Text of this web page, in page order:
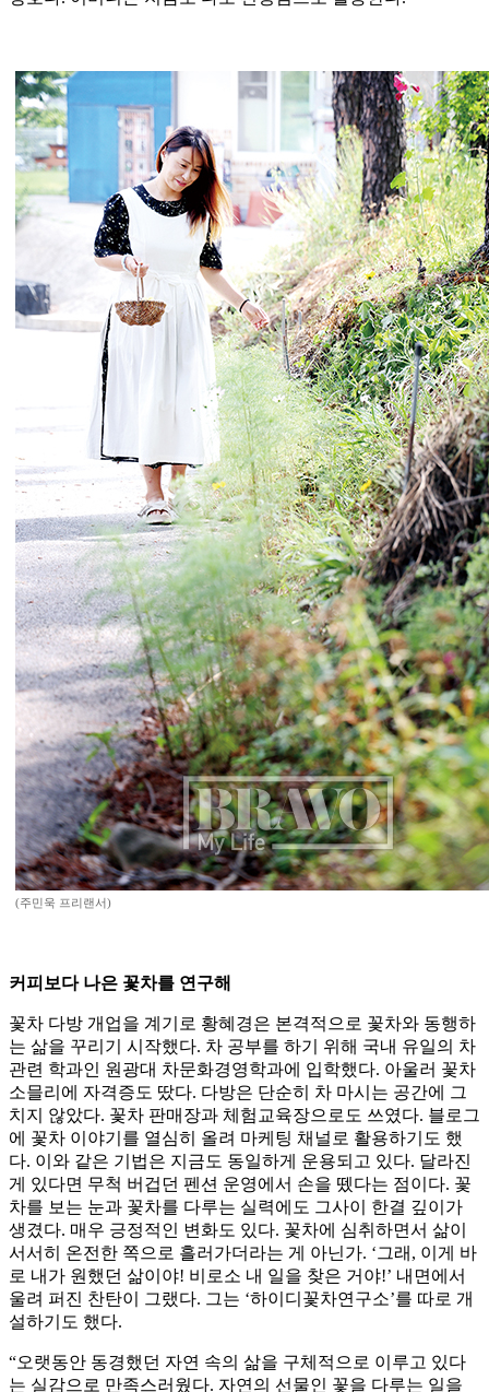
(주민욱 프리랜서)
커피보다 나은 꽃차를 연구해
꽃차 다방 개업을 계기로 황혜경은 본격적으로 꽃차와 동행하
는 삶을 꾸리기 시작했다. 차 공부를 하기 위해 국내 유일의 차
관련 학과인 원광대 차문화경영학과에 입학했다. 아울러 꽃차
소믈리에 자격증도 땄다. 다방은 단순히 차 마시는 공간에 그
치지 않았다. 꽃차 판매장과 체험교육장으로도 쓰였다. 블로그
에 꽃차 이야기를 열심히 올려 마케팅 채널로 활용하기도 했
다. 이와 같은 기법은 지금도 동일하게 운용되고 있다. 달라진
게 있다면 무척 버겁던 펜션 운영에서 손을 뗐다는 점이다. 꽃
차를 보는 눈과 꽃차를 다루는 실력에도 그사이 한결 깊이가
생겼다. 매우 긍정적인 변화도 있다. 꽃차에 심취하면서 삶이
서서히 온전한 쪽으로 흘러가더라는 게 아닌가. ‘그래, 이게 바
로 내가 원했던 삶이야! 비로소 내 일을 찾은 거야!’ 내면에서
울려 퍼진 찬탄이 그랬다. 그는 ‘하이디꽃차연구소’를 따로 개
설하기도 했다.
“오랫동안 동경했던 자연 속의 삶을 구체적으로 이루고 있다
는 실감으로 만족스러웠다. 자연의 선물인 꽃을 다루는 일을